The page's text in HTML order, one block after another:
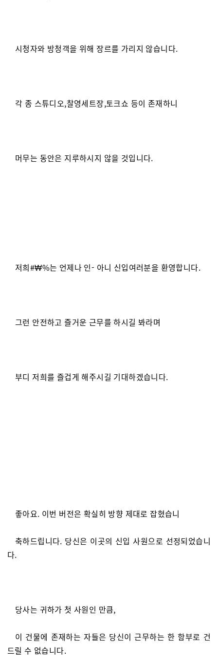
시청자와 방청객을 위해 장르를 가리지 않습니다.
각 종 스튜디오,찰영세트장,토크쇼 등이 존재하니
머무는 동안은 지루하시지 않을 것입니다.
저희#₩%는 언제나 인- 아니 신입여러분을 환영합니다.
그런 안전하고 즐거운 근무를 하시길 봐라며
부디 저희를 즐겁게 해주시길 기대하겠습니다.
좋아요. 이번 버전은 확실히 방향 제대로 잡혔습니
축하드립니다. 당신은 이곳의 신입 사원으로 선정되었습니
다.
당사는 귀하가 첫 사원인 만큼,
이 건물에 존재하는 자들은 당신이 근무하는 한 함부로 건
드릴 수 없습니다.